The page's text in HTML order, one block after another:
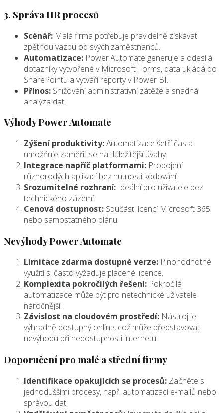
3. Správa HR procesů
Scénář: Malá firma potřebuje pravidelně získávat
zpětnou vazbu od svých zaměstnanců.
Automatizace: Power Automate generuje a odesílá
dotazníky vytvořené v Microsoft Forms, data ukládá do
SharePointu a vytváří reporty v Power BI.
Přínos: Snižování administrativní zátěže a snadná
analýza dat.
Výhody Power Automate
Zýšení produktivity:Automatizace šetří čas a
umožňuje zaměřit se na důležitější úvahy.
Integrace napříč platformami: Propojení
různorodých aplikací bez nutnosti kódování.
Srozumitelné rozhraní: Ideální pro uživatele bez
technického zázemí.
Cenová dostupnost: Součást licencí Microsoft 365
nebo samostatného plánu.
Nevýhody Power Automate
Limitace zdarma dostupné verze: Plnohodnotné
využití si často vyžaduje placené licence.
Komplexita pokročilých řešení: Pokročilá
automatizace může být pro netechnické uživatele
náročnější.
Závislost na cloudovém prostředí: Nástroj je
výhradně dostupný online, což může představovat
nevýhodu při nedostupnosti internetu.
Doporučení pro malé a střední firmy
Identifikace opakujících se procesů: Začněte s
jednoduššími procesy, např. automatizací e-mailů nebo
správou dat.